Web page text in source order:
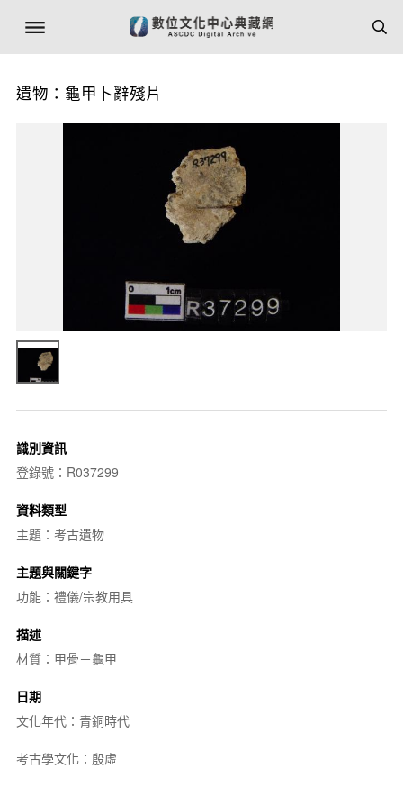
遺物：龜甲卜辭殘片
識別資訊
登錄號：R037299
資料類型
主題：考古遺物
主題與關鍵字
功能：禮儀/宗教用具
描述
材質：甲骨－龜甲
日期
文化年代：青銅時代
考古學文化：殷虛